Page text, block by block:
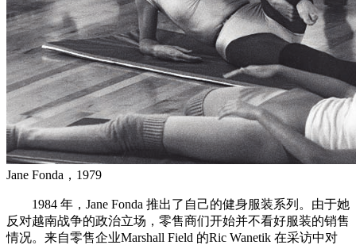
Jane Fonda，1979
1984 年，Jane Fonda 推出了自己的健身服装系列。由于她
反对越南战争的政治立场，零售商们开始并不看好服装的销售
情况。来自零售企业Marshall Field 的Ric Wanetik 在采访中对